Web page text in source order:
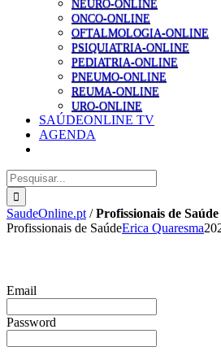
NEURO-ONLINE
ONCO-ONLINE
OFTALMOLOGIA-ONLINE
PSIQUIATRIA-ONLINE
PEDIATRIA-ONLINE
PNEUMO-ONLINE
REUMA-ONLINE
URO-ONLINE
SAÚDEONLINE TV
AGENDA
Pesquisar
SaudeOnline.pt /Profissionais de Saúde
Profissionais de SaúdeErica Quaresma
Email
Password